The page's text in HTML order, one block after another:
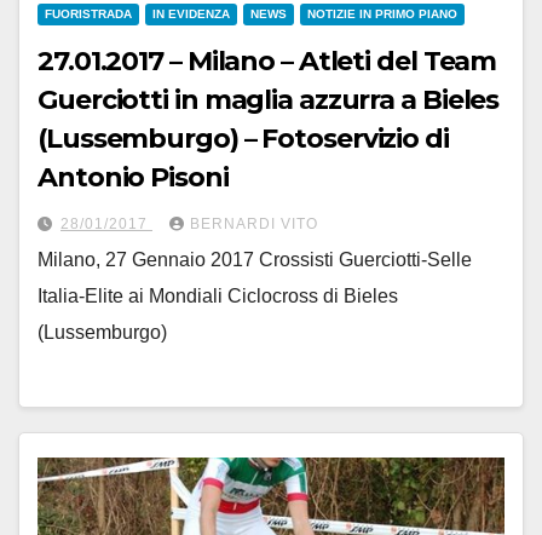
FUORISTRADA IN EVIDENZA NEWS NOTIZIE IN PRIMO PIANO
27.01.2017 – Milano – Atleti del Team
Guerciotti in maglia azzurra a Bieles
(Lussemburgo) – Fotoservizio di
Antonio Pisoni
28/01/2017 BERNARDI VITO
Milano, 27 Gennaio 2017 Crossisti Guerciotti-Selle
Italia-Elite ai Mondiali Ciclocross di Bieles
(Lussemburgo)